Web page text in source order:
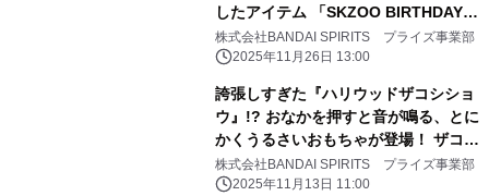
したアイテム 「SKZOO BIRTHDAY
CAKE コレクション」が 2026年2月よ
り展開!!
株式会社BANDAI SPIRITS プライズ事業部
2025年11月26日 13:00
誇張しすぎた『ハリウッドザコシショ
ウ』!? おなかを押すと音が鳴る、とに
かくうるさいおもちゃが登場！ ザコシ
ショウ本人の音声を収録した、 とにか
くうるさい「誇張しすぎたクレーンゲ
株式会社BANDAI SPIRITS プライズ事業部
2025年11月13日 11:00